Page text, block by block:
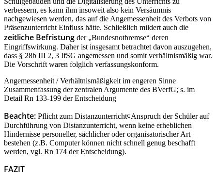
verbessern, es kann ihm insoweit also kein Versäumnis
nachgewiesen werden, das auf die Angemessenheit des Verbots von
Präsenzunterricht Einfluss hätte. Schließlich mildert auch die
zeitliche Befristung der „Bundesnotbremse“ deren
Eingriffswirkung. Daher ist insgesamt betrachtet davon auszugehen,
dass § 28b III 2, 3 IfSG angemessen und somit verhältnismäßig war.
Die Vorschrift waren folglich verfassungskonform.
Angemessenheit / Verhältnismäßigkeit im engeren Sinne
Zusammenfassung der zentralen Argumente des BVerfG; s. im
Detail Rn 133-199 der Entscheidung
Beachte: Pflicht zum Distanzunterricht¢Anspruch der Schüler auf
Durchführung von Distanzunterricht, wenn keine erheblichen
Hindernisse personeller, sächlicher oder organisatorischer Art
bestehen (z.B. Computer können nicht schnell genug beschafft
werden, vgl. Rn 174 der Entscheidung).
FAZIT